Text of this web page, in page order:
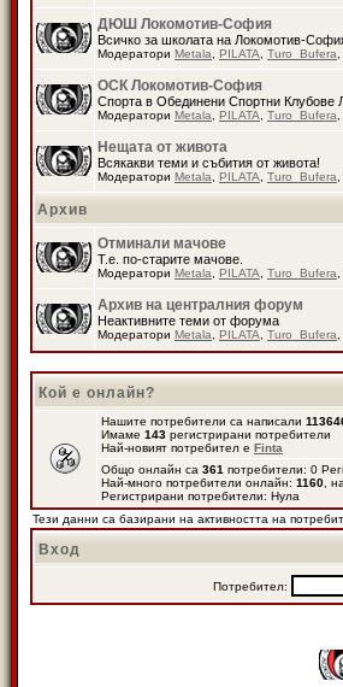
ДЮШ Локомотив-София
Всичко за школата на Локомотив-
Модератори Metala PILATA Turo_Bufera
ОСК Локомотив-София
Спорта в Обединени Спортни Клубове
Модератори Metala PILATA Turo_Bufera
Нещата от живота
Всякакви теми и събития от живота!
Модератори Metala PILATA Turo_Bufera
Архив
Отминали мачове
Т.е. по-старите мачове.
Модератори Metala PILATA Turo_Bufera
Архив на централния форум
Неактивните теми от форума
Модератори Metala PILATA Turo_Bufera
Кой е онлайн?
Нашите потребители са написали
Имаме 143 регистрирани потребители
Най-новият потребител е Finta
Общо онлайн са 361 потребители: 0
Най-много потребители онлайн: 1160 ,
Регистрирани потребители: Нула
Тези данни са базирани на активността на
Вход
Потребител: